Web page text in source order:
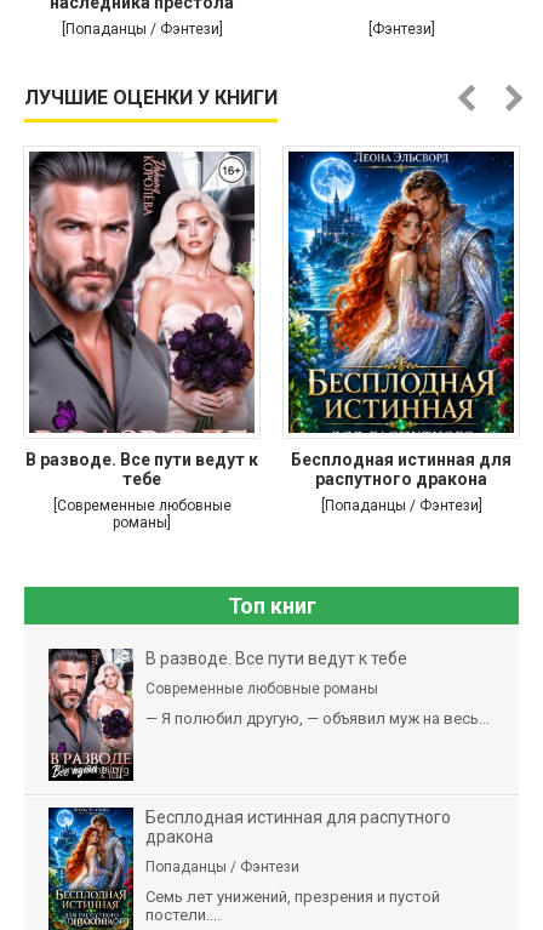
[Попаданцы / Фэнтези] [Фэнтези]
ЛУЧШИЕ ОЦЕНКИ У КНИГИ
В разводе. Все пути ведут к
тебе
[Современные любовные
романы]
Бесплодная истинная для
распутного дракона
[Попаданцы / Фэнтези]
Топ книг
В разводе. Все пути ведут к тебе
Современные любовные романы
— Я полюбил другую, — объявил муж на весь...
Бесплодная истинная для распутного
дракона
Попаданцы / Фэнтези
Семь лет унижений, презрения и пустой
постели....